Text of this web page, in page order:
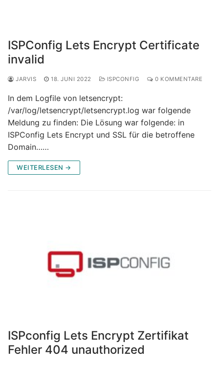
ISPConfig Lets Encrypt Certificate
invalid
JARVIS 18. JUNI 2022 ISPCONFIG 0 KOMMENTARE
In dem Logfile von letsencrypt:
/var/log/letsencrypt/letsencrypt.log war folgende
Meldung zu finden: Die Lösung war folgende: in
ISPConfig Lets Encrypt und SSL für die betroffene
Domain……
WEITERLESEN →
ISPconfig Lets Encrypt Zertifikat
Fehler 404 unauthorized